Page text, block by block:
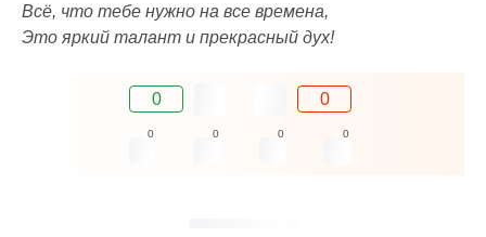
Всё, что тебе нужно на все времена,
Это яркий талант и прекрасный дух!
0 0
0 0 0 0